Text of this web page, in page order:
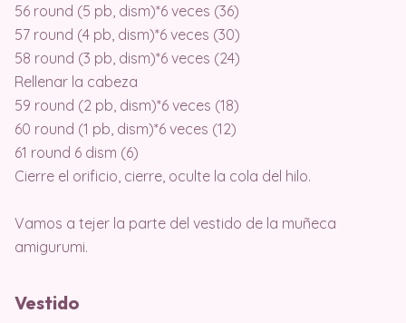
56 round (5 pb, dism)*6 veces (36)
57 round (4 pb, dism)*6 veces (30)
58 round (3 pb, dism)*6 veces (24)
Rellenar la cabeza
59 round (2 pb, dism)*6 veces (18)
60 round (1 pb, dism)*6 veces (12)
61 round 6 dism (6)
Cierre el orificio, cierre, oculte la cola del hilo.
Vamos a tejer la parte del vestido de la muñeca
amigurumi.
Vestido